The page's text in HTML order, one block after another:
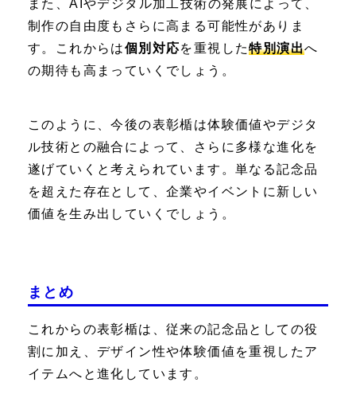
また、AIやデジタル加工技術の発展によって、
制作の自由度もさらに高まる可能性がありま
す。これからは個別対応を重視した特別演出へ
の期待も高まっていくでしょう。
このように、今後の表彰楯は体験価値やデジタ
ル技術との融合によって、さらに多様な進化を
遂げていくと考えられています。単なる記念品
を超えた存在として、企業やイベントに新しい
価値を生み出していくでしょう。
まとめ
これからの表彰楯は、従来の記念品としての役
割に加え、デザイン性や体験価値を重視したア
イテムへと進化しています。